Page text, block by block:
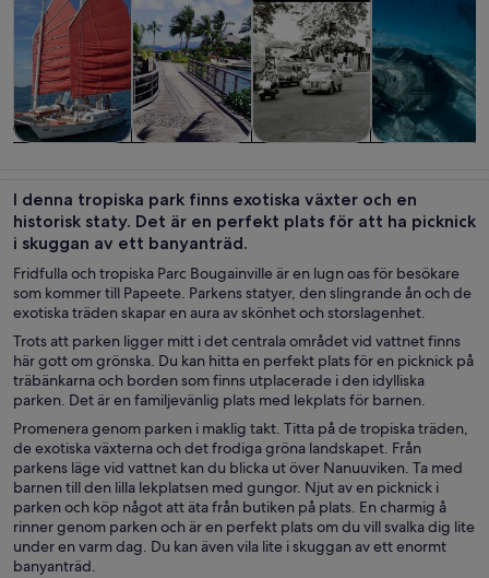
turer
I denna tropiska park finns exotiska växter och en
historisk staty. Det är en perfekt plats för att ha picknick
i skuggan av ett banyanträd.
Fridfulla och tropiska Parc Bougainville är en lugn oas för besökare
som kommer till Papeete. Parkens statyer, den slingrande ån och de
exotiska träden skapar en aura av skönhet och storslagenhet.
Trots att parken ligger mitt i det centrala området vid vattnet finns
här gott om grönska. Du kan hitta en perfekt plats för en picknick på
träbänkarna och borden som finns utplacerade i den idylliska
parken. Det är en familjevänlig plats med lekplats för barnen.
Promenera genom parken i maklig takt. Titta på de tropiska träden,
de exotiska växterna och det frodiga gröna landskapet. Från
parkens läge vid vattnet kan du blicka ut över Nanuuviken. Ta med
barnen till den lilla lekplatsen med gungor. Njut av en picknick i
parken och köp något att äta från butiken på plats. En charmig å
rinner genom parken och är en perfekt plats om du vill svalka dig lite
under en varm dag. Du kan även vila lite i skuggan av ett enormt
banyanträd.